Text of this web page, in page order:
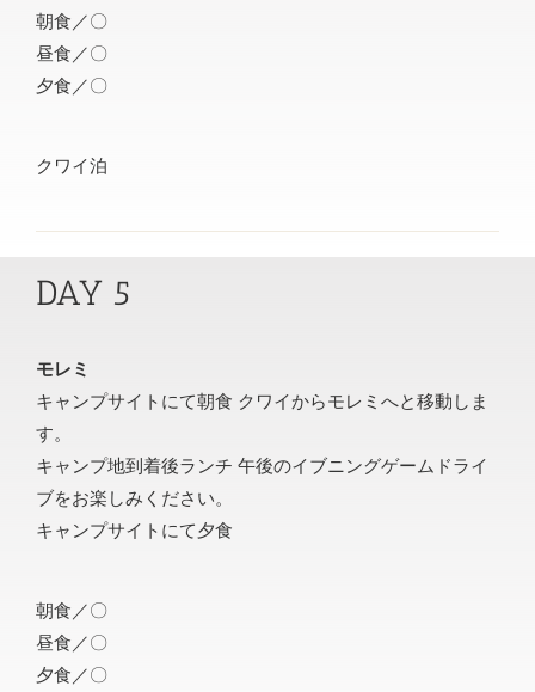
朝食／〇
昼食／〇
夕食／〇
クワイ泊
DAY 5
モレミ
キャンプサイトにて朝食 クワイからモレミへと移動しま
す。
キャンプ地到着後ランチ 午後のイブニングゲームドライ
ブをお楽しみください。
キャンプサイトにて夕食
朝食／〇
昼食／〇
夕食／〇